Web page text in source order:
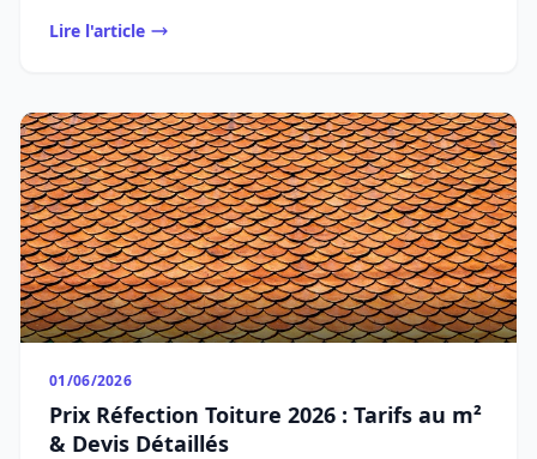
Lire l'article
01/06/2026
Prix Réfection Toiture 2026 : Tarifs au m²
& Devis Détaillés